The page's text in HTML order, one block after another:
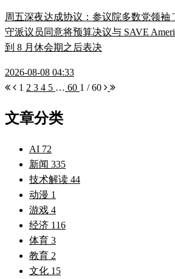
周五深夜达成协议：参议院多数党领袖
守派议员同意将预算决议与 SAVE
到 8 月休会期之后表决
2026-08-08 04:33
1 2 3 4 5 … 60 1 / 60
文章分类
AI 72
新闻 335
技术解读 44
动漫 1
游戏 4
经济 116
体育 3
教育 2
文化 15